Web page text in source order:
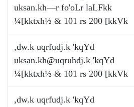
uksan.kh—r fo'oLr laLFkk
¼[kktxh½ & 101 rs 200 [kkVk
,dw.k uqrfudj.k 'kqYd
uksan.kh@uqruhdj.k 'kqYd
¼[kktxh½ & 101 rs 200 [kkVk
,dw.k uqrfudj.k 'kqYd